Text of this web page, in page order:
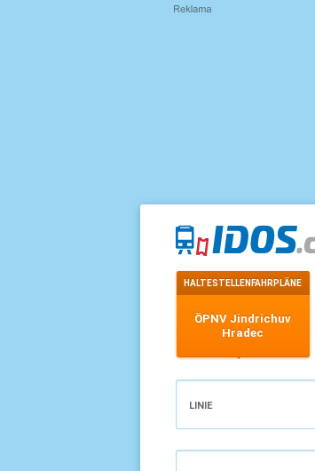
HALTESTELLENFAHRPLÄNE
ÖPNV Jindrichuv
Hradec
LINIE